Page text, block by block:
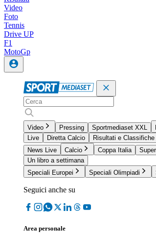
Video
Foto
Tennis
Drive UP
F1
MotoGp
Video Pressing Sportmediaset XXL
Live
Diretta Calcio
Risultati e Classifiche
News Live
Calcio Coppa Italia
Un libro a settimana
Speciali Europei
Speciali Olimpiadi
Seguici anche su
Area personale